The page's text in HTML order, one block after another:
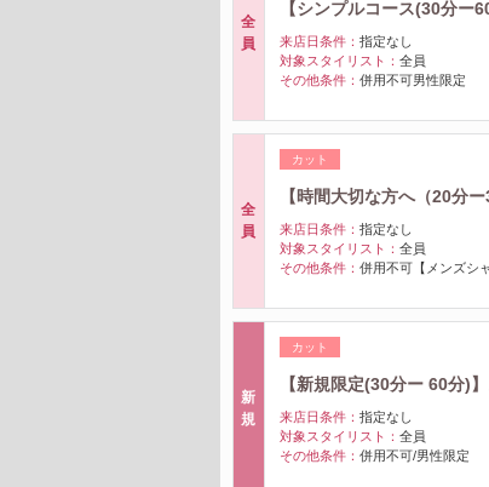
全
員
【シンプルコース(30分ー
来店日条件： 指定なし
対象スタイリスト： 全員
その他条件： 併用不可男性限定
全
員
カット
【時間大切な方へ（20分
来店日条件： 指定なし
対象スタイリスト： 全員
その他条件： 併用不可【メンズシ
新
規
カット
【新規限定(30分ー 60分)
来店日条件： 指定なし
対象スタイリスト： 全員
その他条件： 併用不可/男性限定